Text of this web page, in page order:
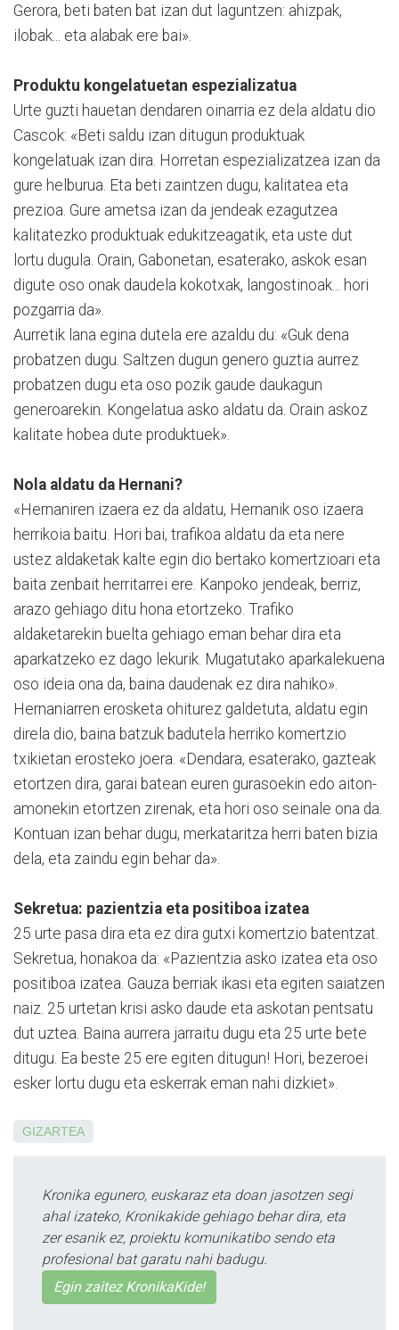
Gerora, beti baten bat izan dut laguntzen: ahizpak,
ilobak... eta alabak ere bai».
Produktu kongelatuetan espezializatua
Urte guzti hauetan dendaren oinarria ez dela aldatu dio
Cascok: «Beti saldu izan ditugun produktuak
kongelatuak izan dira. Horretan espezializatzea izan da
gure helburua. Eta beti zaintzen dugu, kalitatea eta
prezioa. Gure ametsa izan da jendeak ezagutzea
kalitatezko produktuak edukitzeagatik, eta uste dut
lortu dugula. Orain, Gabonetan, esaterako, askok esan
digute oso onak daudela kokotxak, langostinoak... hori
pozgarria da».
Aurretik lana egina dutela ere azaldu du: «Guk dena
probatzen dugu. Saltzen dugun ge­nero guztia aurrez
probatzen du­gu eta oso pozik gaude daukagun
generoarekin. Kongela­tua asko aldatu da. Orain askoz
kalitate hobea dute produktuek».
Nola aldatu da Hernani?
«Hernaniren izaera ez da aldatu, Hernanik oso izaera
herrikoia baitu. Hori bai, trafikoa aldatu da eta nere
ustez aldaketak kalte egin dio bertako ko­mer­tzioari eta
baita zenbait he­rritarrei ere. Kanpoko jendeak, berriz,
arazo gehiago ditu hona etortzeko. Trafiko
aldaketarekin buelta gehiago eman behar dira eta
aparkatzeko ez da­go lekurik. Mugatutako aparkalekuena
oso ideia ona da, baina daudenak ez dira nahiko».
Hernaniarren erosketa ohiturez galdetuta, aldatu egin
direla dio, baina batzuk badutela herriko komertzio
txikietan erosteko joera. «Dendara, esaterako, gazteak
etortzen dira, garai batean euren gurasoekin edo aiton-
amonekin etortzen zirenak, eta hori oso seinale ona da.
Kontuan izan behar dugu, merkataritza herri baten bizia
dela, eta zaindu egin behar da».
Sekretua: pazientzia eta positiboa izatea
25 urte pasa dira eta ez dira gutxi komertzio batentzat.
Se­kre­tua, honakoa da: «Pazien­tzia asko izatea eta oso
positiboa izatea. Gauza berriak ikasi eta egiten saiatzen
naiz. 25 urtetan krisi asko daude eta askotan pentsatu
dut uztea. Baina aurrera jarraitu dugu eta 25 urte bete
ditugu. Ea beste 25 ere egiten ditugun! Hori, bezeroei
esker lortu dugu eta eskerrak eman nahi dizkiet».
GIZARTEA
Kronika egunero, euskaraz eta doan jasotzen segi
ahal izateko, Kronikakide gehiago behar dira, eta
zer esanik ez, proiektu komunikatibo sendo eta
profesional bat garatu nahi badugu.
Egin zaitez KronikaKide!